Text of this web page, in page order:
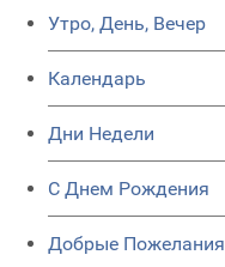
Утро, День, Вечер
Календарь
Дни Недели
C Днем Рождения
Добрые Пожелания